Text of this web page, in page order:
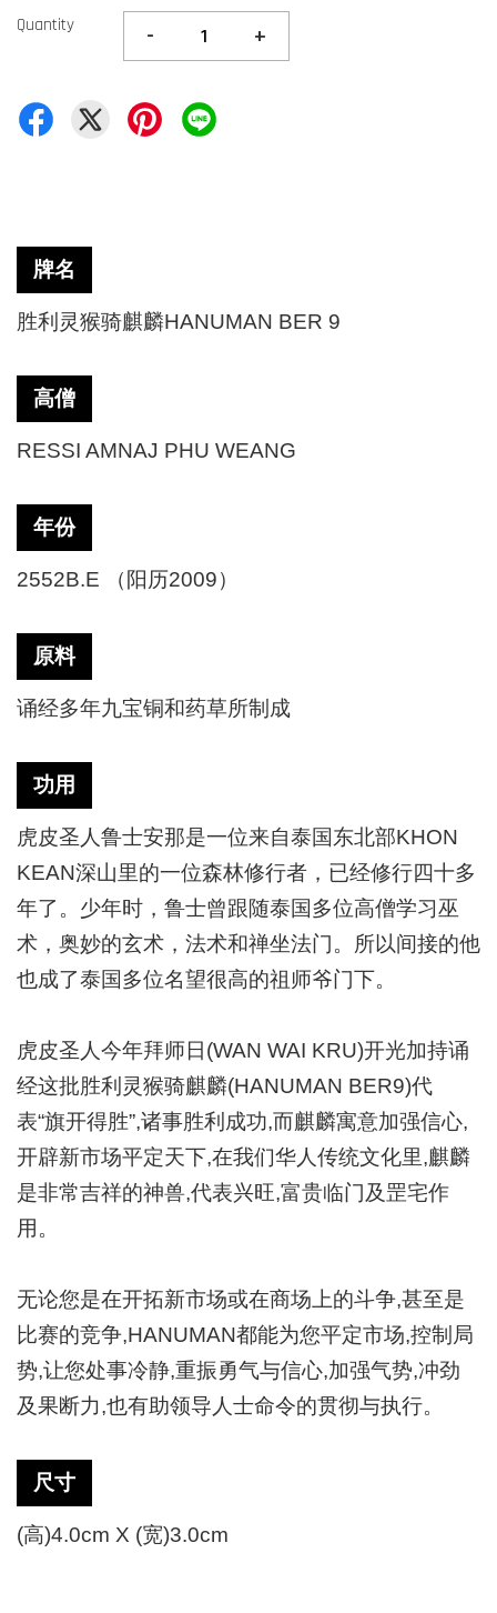
Quantity - +
牌名
胜利灵猴骑麒麟HANUMAN BER 9
高僧
RESSI AMNAJ PHU WEANG
年份
2552B.E （阳历2009）
原料
诵经多年九宝铜和药草所制成
功用
虎皮圣人鲁士安那是一位来自泰国东北部KHON
KEAN深山里的一位森林修行者，已经修行四十多
年了。少年时，鲁士曾跟随泰国多位高僧学习巫
术，奥妙的玄术，法术和禅坐法门。所以间接的他
也成了泰国多位名望很高的祖师爷门下。
虎皮圣人今年拜师日(WAN WAI KRU)开光加持诵
经这批胜利灵猴骑麒麟(HANUMAN BER9)代
表“旗开得胜”,诸事胜利成功,而麒麟寓意加强信心,
开辟新市场平定天下,在我们华人传统文化里,麒麟
是非常吉祥的神兽,代表兴旺,富贵临门及罡宅作
用。
无论您是在开拓新市场或在商场上的斗争,甚至是
比赛的竞争,HANUMAN都能为您平定市场,控制局
势,让您处事冷静,重振勇气与信心,加强气势,冲劲
及果断力,也有助领导人士命令的贯彻与执行。
尺寸
(高)4.0cm X (宽)3.0cm